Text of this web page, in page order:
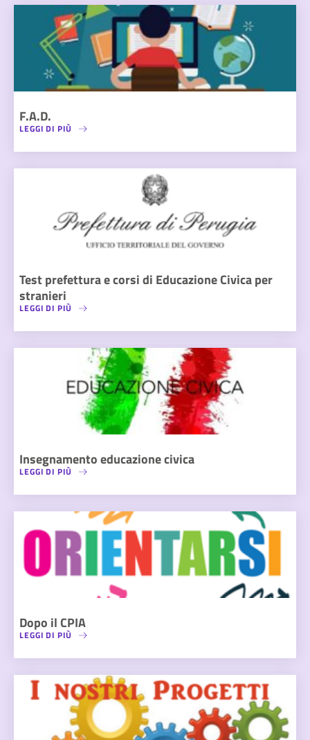
F.A.D.
LEGGI DI PIÙ
Test prefettura e corsi di Educazione Civica per
stranieri
LEGGI DI PIÙ
Insegnamento educazione civica
LEGGI DI PIÙ
Dopo il CPIA
LEGGI DI PIÙ